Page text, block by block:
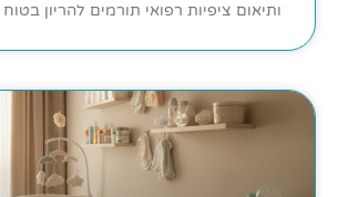
ותיאום ציפיות רפואי תורמים להריון בטוח